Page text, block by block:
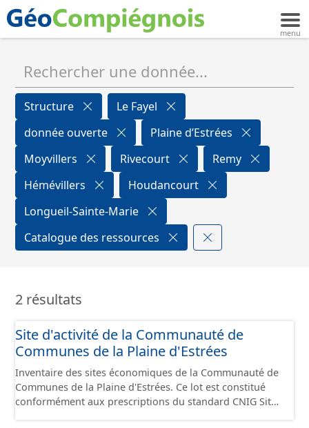
Structure
Le Fayel
donnée ouverte
Plaine d’Estrées
Moyvillers
Rivecourt
Remy
Hémévillers
Houdancourt
Longueil-Sainte-Marie
Catalogue des ressources
2 résultats
Site d'activité de la Communauté de
Communes de la Plaine d'Estrées
Inventaire des sites économiques de la Communauté de
Communes de la Plaine d'Estrées. Ce lot est constitué
conformément aux prescriptions du standard CNIG Sites